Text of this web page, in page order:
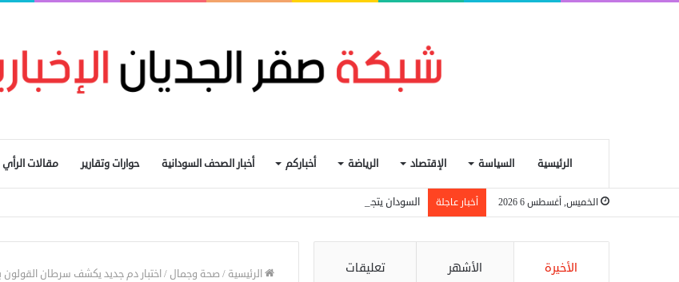
الرئيسية السياسة الإقتصاد الرياضة أخباركم أخبار الصحف السودانية حوارات وتقارير مقالات الرأي
الخميس, أغسطس 6 2026 أخبار عاجلة السودان يتجه لإعادة تنظيم التجارة الحدودية ومراجعة الاتفاقيات مع دول الجوار
الرئيسية / صحة وجمال /اختبار دم جديد يكشف سرطان القولون بدقة 95% في مراحله الأخيرة الأشهر تعليقات